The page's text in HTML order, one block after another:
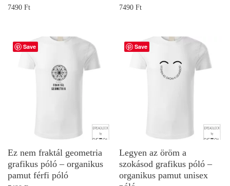
7490 Ft 7490Ft
Save
Ez nem fraktál geometria
grafikus póló – organikus
pamut férfi póló
Save
Legyen az öröm a
szokásod grafikus póló –
organikus pamut unisex